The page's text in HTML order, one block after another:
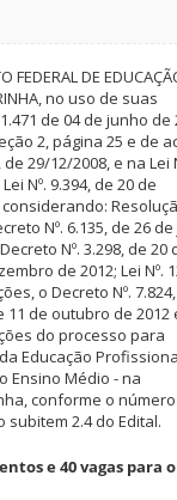
FEDERAL DE
no uso de suas
de 04 de junho de
2, página 25 e de
29/12/2008, e na Lei
Nº. 9.394, de 20 de
Nº. 6.135, de 26
Nº. 3.298, de 20
de 2012; Lei Nº.
o Decreto Nº.
11 de outubro de 2012
do processo para
Educação
Ensino Médio - na
conforme o
2.4 do Edital.
e 40 vagas para